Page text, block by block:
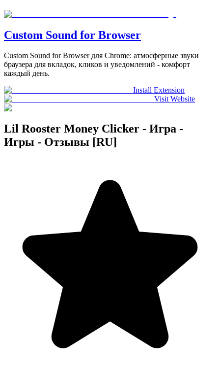
Custom Sound for Browser
Custom Sound for Browser для Chrome: атмосферные звуки
браузера для вкладок, кликов и уведомлений - комфорт
каждый день.
Install Extension
Visit Website
Lil Rooster Money Clicker - Игра -
Игры - Отзывы [RU]